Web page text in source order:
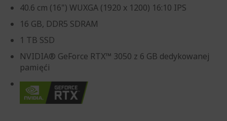
40.6 cm (16") WUXGA (1920 x 1200) 16:10 IPS
16 GB, DDR5 SDRAM
1 TB SSD
NVIDIA® GeForce RTX™ 3050 z 6 GB dedykowanej
pamięći